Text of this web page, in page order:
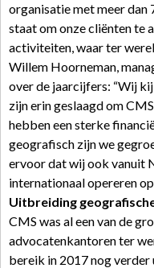
organisatie met meer
staat om onze cliënten te
activiteiten, waar ter
Willem Hoorneman,
over de jaarcijfers: “Wij
zijn erin geslaagd om
hebben een sterke
geografisch zijn we
ervoor dat wij ook vanuit
internationaal opereren
Uitbreiding
CMS was al een van de
advocatenkantoren ter
bereik in 2017 nog